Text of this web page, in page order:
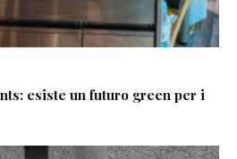
esiste un futuro green per i